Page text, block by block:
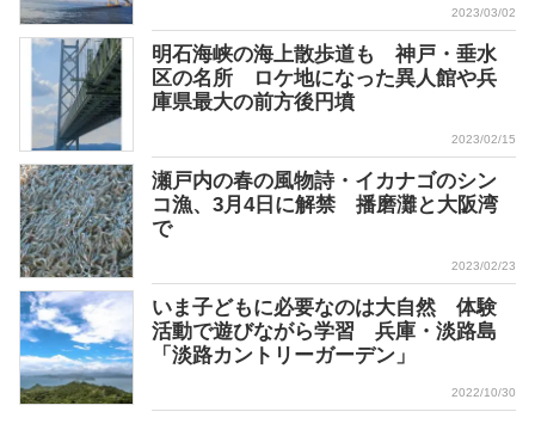
2023/03/02
明石海峡の海上散歩道も 神戸・垂水
区の名所 ロケ地になった異人館や兵
庫県最大の前方後円墳
2023/02/15
瀬戸内の春の風物詩・イカナゴのシン
コ漁、3月4日に解禁 播磨灘と大阪湾
で
2023/02/23
いま子どもに必要なのは大自然 体験
活動で遊びながら学習 兵庫・淡路島
「淡路カントリーガーデン」
2022/10/30